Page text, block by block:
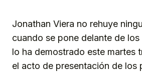
Jonathan Viera no rehuye
cuando se pone delante de
lo ha demostrado este martes
el acto de presentación de los